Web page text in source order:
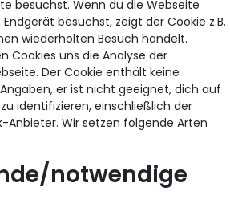
besuchst. Wenn du die Webseite
besuchst, zeigt der Cookie z.B.
wiederholten Besuch handelt.
Cookies uns die Analyse der
Der Cookie enthält keine
er ist nicht geeignet, dich auf
identifizieren, einschließlich der
Anbieter. Wir setzen folgende Arten
notwendige